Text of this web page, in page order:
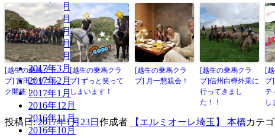
2017年8月
2017年7月
2017年6月
2017年5月
2017年4月
2017年3月
2017年2月
2017年1月
2016年12月
2016年11月
2016年10月
[越生の乗馬クラ
ブ] 宮田クリニッ
ク開催！
[越生の乗馬クラ
ブ] ずっと笑って
しまいます！
[越生の乗馬クラ
ブ] 月一懇親会！
[越生の乗馬クラ
ブ]信州白樺外乗に
行ってきまし
た！！
[
ブ
テ
し
投稿日:2017年1月23日 作成者 【エルミオーレ埼玉】 本橋カテ